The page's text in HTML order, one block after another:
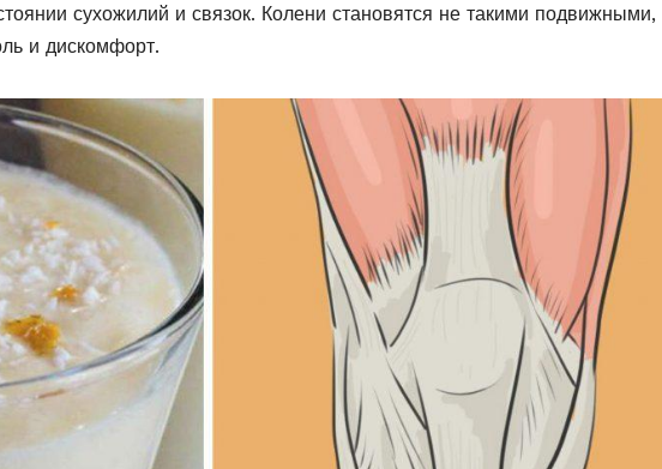
сухожилий и связок. Колени становятся не такими подвижными,
и дискомфорт.